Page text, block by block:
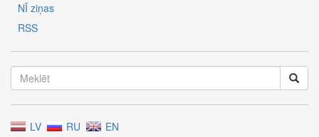
NĪ ziņas
RSS
LV RU EN